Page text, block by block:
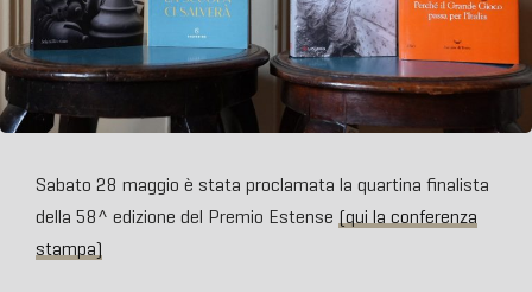
Sabato 28 maggio è stata proclamata la quartina finalista
della 58^ edizione del Premio Estense (qui la conferenza
stampa)